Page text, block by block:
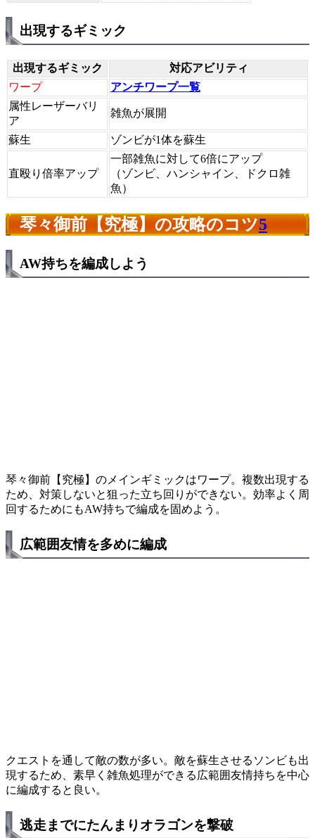
出現するギミック
出現するギミック
対応アビリティ
ワープ
アンチワープ一覧
属性レーザーバリ
ア
雑魚が展開
蘇生 ゾンビが1体を蘇生
直殴り倍率アップ
一部雑魚に対して6倍にアップ
（ゾンビ、ハンシャイン、ドクロ雑
魚）
琴々御前【究極】の攻略のコツ5
AW持ちを編成しよう
琴々御前【究極】のメインギミックはワープ。複数出現する
ため、対策しないと狙った立ち回りができない。効率よく周
回するためにもAW持ちで編成を固めよう。
広範囲友情を多めに編成
クエストを通して敵の数が多い。敵を蘇生させるソンビも出
現するため、素早く雑魚処理ができる広範囲友情持ちを中心
に編成すると良い。
逃走までにたんまりオラゴンを撃破